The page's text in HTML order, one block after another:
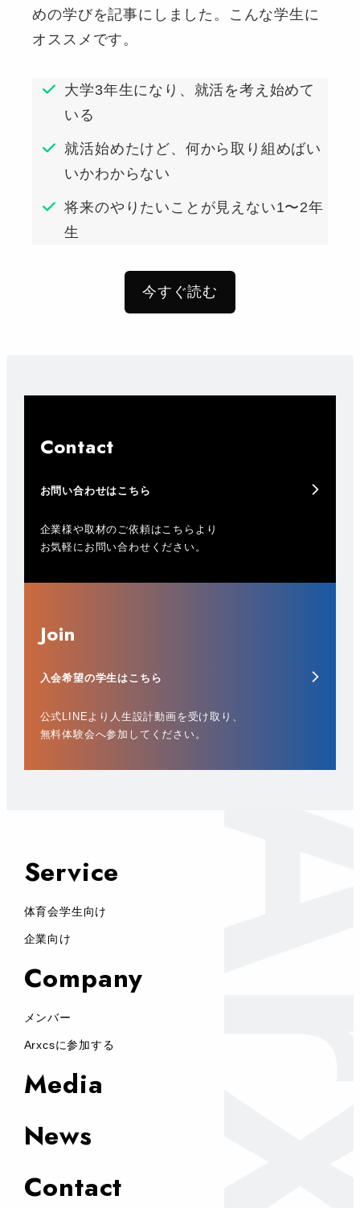
めの学びを記事にしました。こんな学生に
オススメです。
大学3年生になり、就活を考え始めて
いる
就活始めたけど、何から取り組めばい
いかわからない
将来のやりたいことが見えない1〜2年
生
今すぐ読む
Contact
お問い合わせはこちら
企業様や取材のご依頼はこちらより
お気軽にお問い合わせください。
Join
入会希望の学生はこちら
公式LINEより人生設計動画を受け取り、
無料体験会へ参加してください。
Service
体育会学生向け
企業向け
Company
メンバー
Arxcsに参加する
Media
News
Contact